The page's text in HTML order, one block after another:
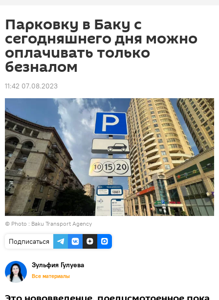
Парковку в Баку с
сегодняшнего дня можно
оплачивать только
безналом
11:42 07.08.2023
© Photo : Baku Transport Agency
Подписаться
Зульфия Гулуева
Все материалы